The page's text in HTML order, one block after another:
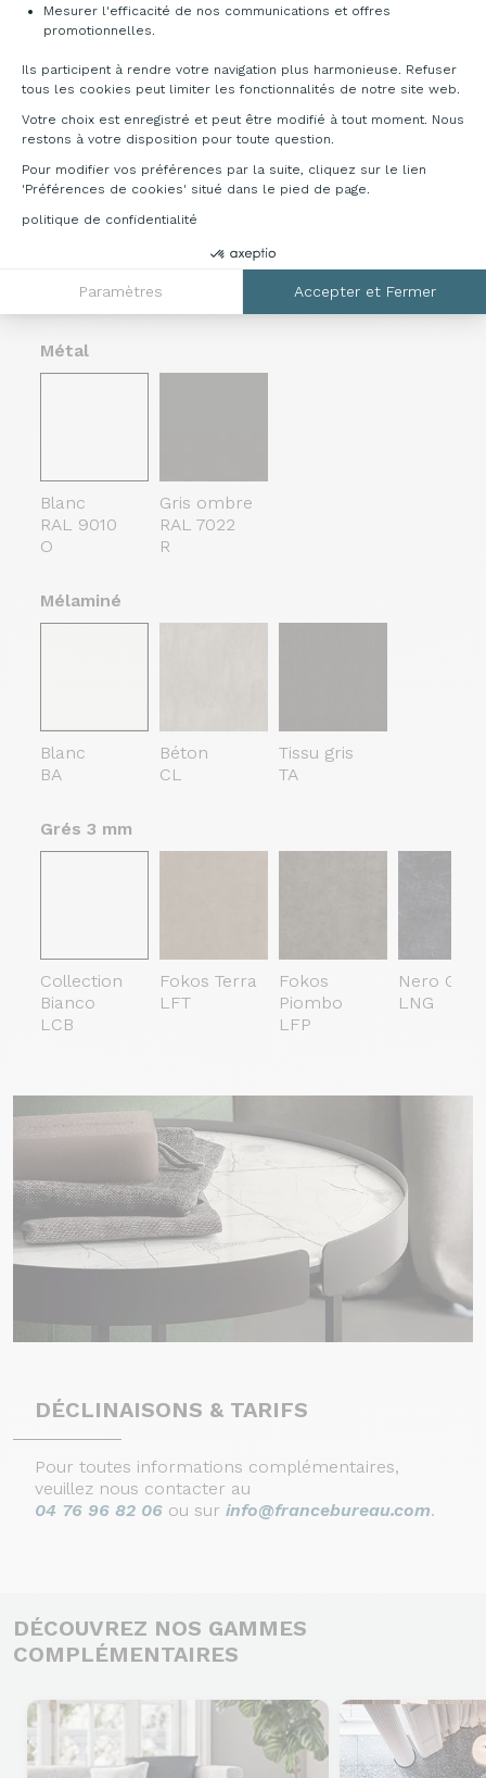
Mesurer l'efficacité de nos communications et offres
promotionnelles.
Ils participent à rendre votre navigation plus harmonieuse. Refuser
tous les cookies peut limiter les fonctionnalités de notre site web.
Votre choix est enregistré et peut être modifié à tout moment. Nous
restons à votre disposition pour toute question.
Pour modifier vos préférences par la suite, cliquez sur le lien
'Préférences de cookies' situé dans le pied de page.
politique de confidentialité
Paramètres Accepter et Fermer
Axeptio consent
Plateau rond
Ø46 x H50,5 cm réf.
: MITC5010
: MITC5020
Ø100 x H30,5 cm réf.
asymétrique
Ø46 x H50,5 cm réf.
Métal
Blanc
RAL 9010
O
Gris ombre
RAL 7022
R
Mélaminé
Blanc
BA
Béton
CL
Tissu gris
TA
Grés 3 mm
Collection
Bianco
LCB
Fokos Terra
LFT
Fokos
Piombo
LFP
Nero
LNG
DÉCLINAISONS & TARIFS
Pour toutes informations complémentaires,
veuillez nous contacter au
04 76 96 82 06 ou sur info@francebureau.com.
DÉCOUVREZ NOS GAMMES
COMPLÉMENTAIRES